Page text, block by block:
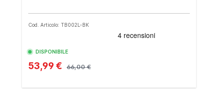
Cod. Articolo: TB002L-BK
DISPONIBILE
53,99 € 66,00 €